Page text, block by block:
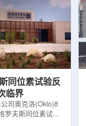
式举行，放射所部
生参加。林国贤教
疗靶向放射性药物
或参与发表135余
文，提交30余项
利申请，并完成7
的临床转化，应用
同位素试验反
临界
司奥克洛(Oklo)8
罗夫斯同位素试验
状态下实现可控自